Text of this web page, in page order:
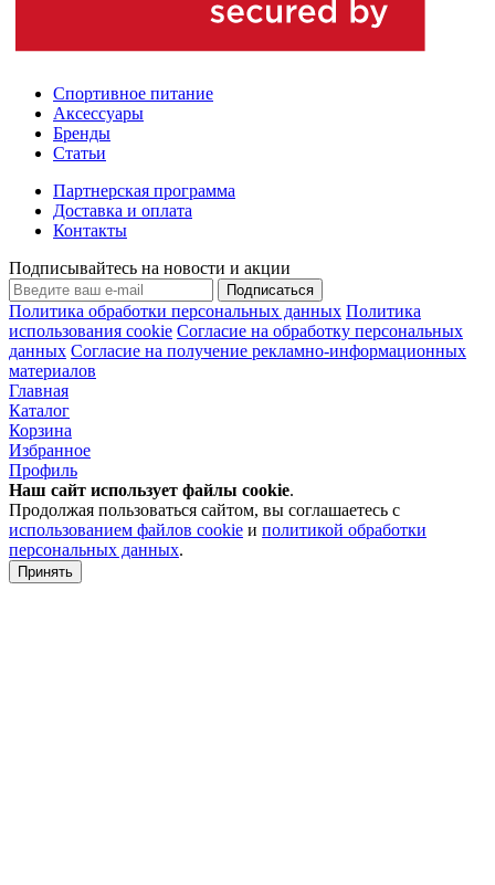
Спортивное питание
Аксессуары
Бренды
Статьи
Партнерская программа
Доставка и оплата
Контакты
Подписывайтесь на новости и акции
Подписаться
Политика обработки персональных данных Политика
использования cookie Согласие на обработку персональных
данных Согласие на получение рекламно-информационных
материалов
Главная
Каталог
Корзина
Избранное
Профиль
Наш сайт использует файлы cookie.
Продолжая пользоваться сайтом, вы соглашаетесь с
использованием файлов cookie и политикой обработки
персональных данных.
Принять